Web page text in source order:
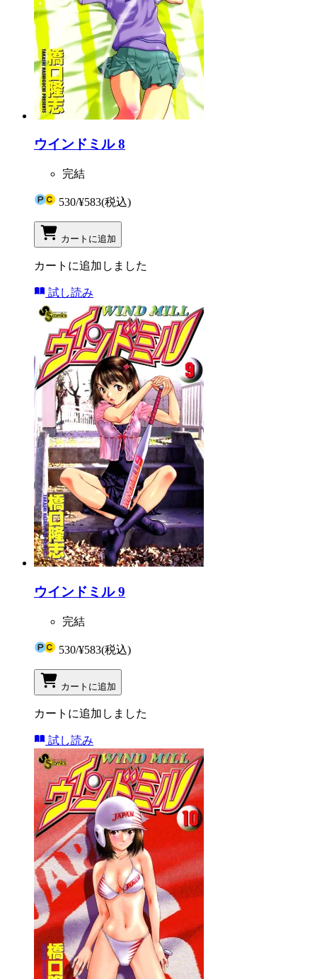
ウインドミル 8
完結
530/¥583(税込)
カートに追加
カートに追加しました
試し読み
ウインドミル 9
完結
530/¥583(税込)
カートに追加
カートに追加しました
試し読み